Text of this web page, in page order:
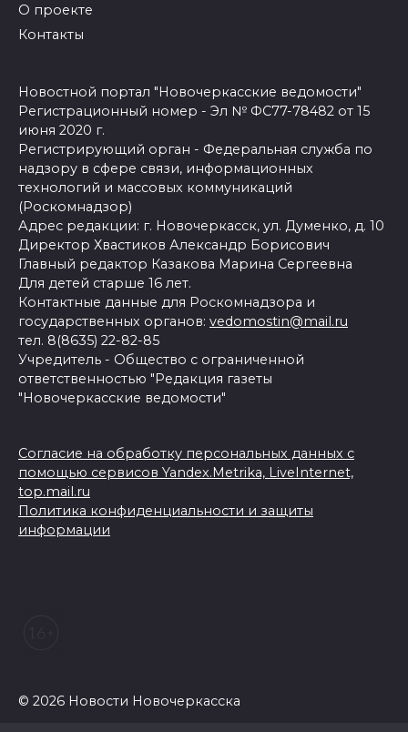
О проекте
Контакты
Новостной портал "Новочеркасские ведомости"
Регистрационный номер - Эл № ФС77-78482 от 15
июня 2020 г.
Регистрирующий орган - Федеральная служба по
надзору в сфере связи, информационных
технологий и массовых коммуникаций
(Роскомнадзор)
Адрес редакции: г. Новочеркасск, ул. Думенко, д. 10
Директор Хвастиков Александр Борисович
Главный редактор Казакова Марина Сергеевна
Для детей старше 16 лет.
Контактные данные для Роскомнадзора и
государственных органов: vedomostin@mail.ru
тел. 8(8635) 22-82-85
Учредитель - Общество с ограниченной
ответственностью "Редакция газеты
"Новочеркасские ведомости"
Согласие на обработку персональных данных с
помощью сервисов Yandex.Metrika, LiveInternet,
top.mail.ru
Политика конфиденциальности и защиты
информации
© 2026 Новости Новочеркасска